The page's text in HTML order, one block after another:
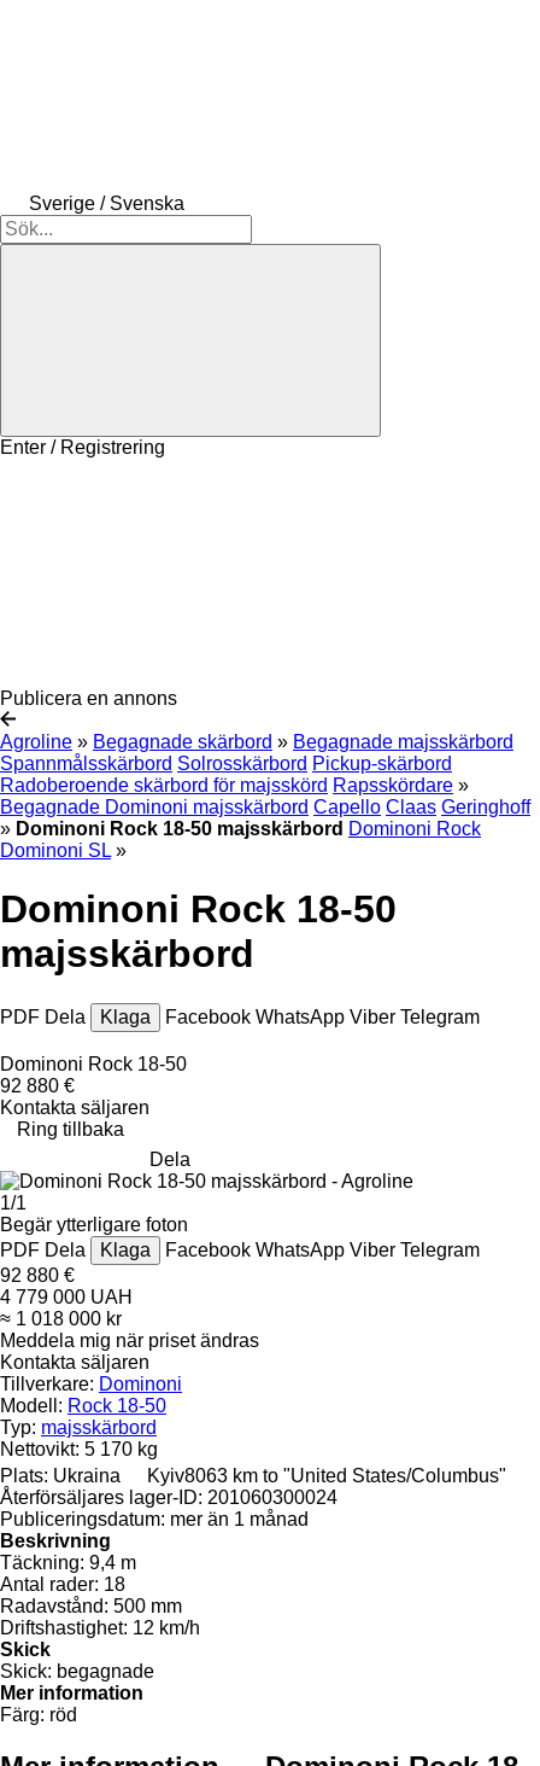
Sverige / Svenska
Enter / Registrering
Publicera en annons
Agroline » Begagnade skärbord » Begagnade majsskärbord
Spannmålsskärbord Solrosskärbord Pickup-skärbord
Radoberoende skärbord för majsskörd Rapsskördare »
Begagnade Dominoni majsskärbord Capello Claas Geringhoff
» Dominoni Rock 18-50 majsskärbord Dominoni Rock
Dominoni SL »
Dominoni Rock 18-50
majsskärbord
PDF Dela Klaga Facebook WhatsApp Viber Telegram
Dominoni Rock 18-50
92 880 €
Kontakta säljaren
Ring tillbaka
Dela
1/1
Begär ytterligare foton
PDF Dela Klaga Facebook WhatsApp Viber Telegram
92 880 €
4 779 000 UAH
≈ 1 018 000 kr
Meddela mig när priset ändras
Kontakta säljaren
Tillverkare: Dominoni
Modell: Rock 18-50
Typ: majsskärbord
Nettovikt: 5 170 kg
Plats: Ukraina Kyiv8063 km to "United States/Columbus"
Återförsäljares lager-ID: 201060300024
Publiceringsdatum: mer än 1 månad
Beskrivning
Täckning: 9,4 m
Antal rader: 18
Radavstånd: 500 mm
Driftshastighet: 12 km/h
Skick
Skick: begagnade
Mer information
Färg: röd